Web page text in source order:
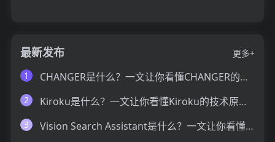
最新发布
更多+
1
CHANGER是什么？一文让你看懂CHANGER的技术原理、主要功能、应用场景
2 Kiroku是什么？一文让你看懂Kiroku的技术原理、主要功能、应用场景
3 Vision Search Assistant是什么？一文让你看懂Vision Search Assistant的技术原理、主要功能、应用场景